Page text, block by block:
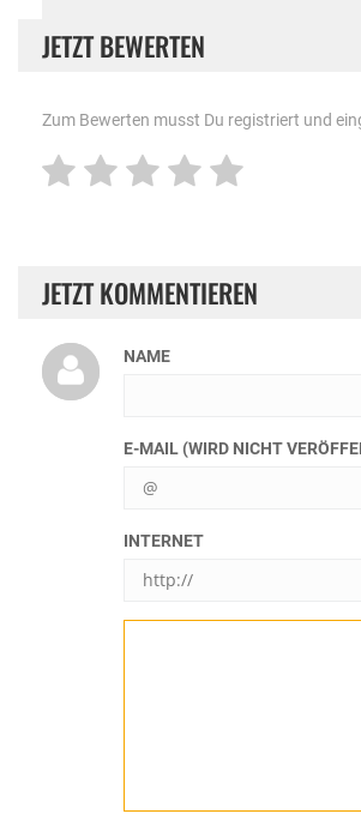
JETZT BEWERTEN
Zum Bewerten musst Du registriert und
JETZT KOMMENTIEREN
NAME
E-MAIL (WIRD NICHT
INTERNET